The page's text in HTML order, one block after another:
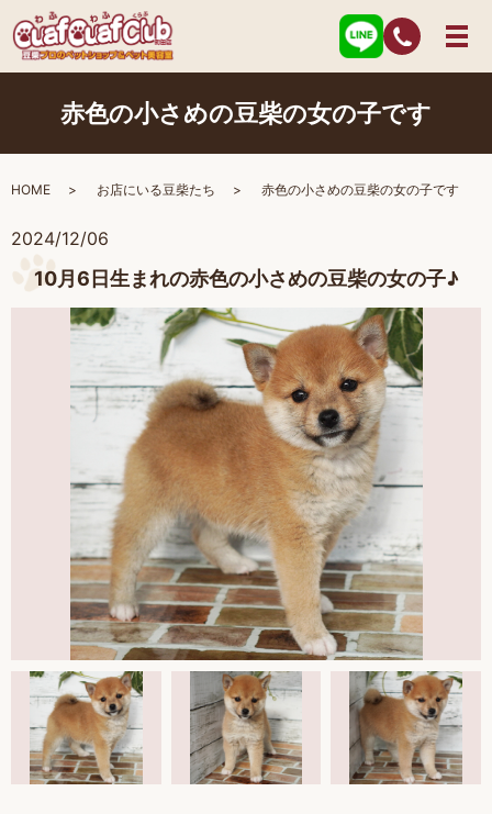
赤色の小さめの豆柴の女の子です
HOME お店にいる豆柴たち 赤色の小さめの豆柴の女の子です
2024/12/06
10月6日生まれの赤色の小さめの豆柴の女の子♪